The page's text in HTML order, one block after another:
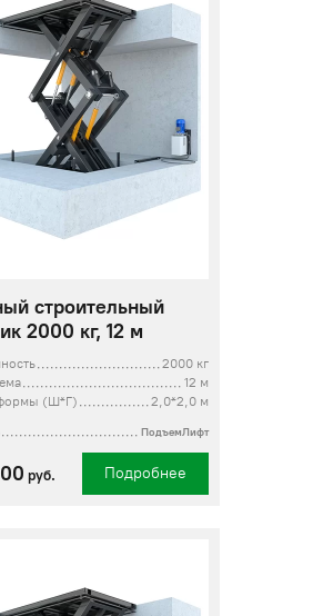
строительный
2000 кг, 12 м
2000 кг
12 м
(Ш*Г)
2,0*2,0 м
ПодъемЛифт
руб. Подробнее